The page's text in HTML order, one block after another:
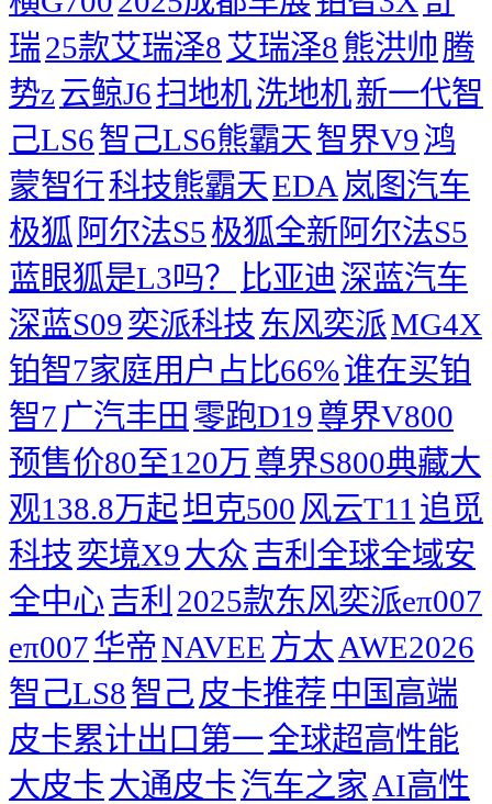
瑞25款艾瑞泽8艾瑞泽8 熊洪帅 腾
势z云鲸J6扫地机洗地机新一代智
己LS6智己LS6熊霸天智界V9鸿
蒙智行科技熊霸天EDA 岚图汽车
极狐 阿尔法S5极狐全新阿尔法S5
蓝眼狐是L3吗？
比亚迪 深蓝汽车
深蓝S09奕派科技 东风奕派MG4X
铂智7家庭用户占比66%谁在买铂
智7 广汽丰田 零跑D19尊界V800
预售价80至120万尊界S800典藏大
观138.8万起坦克500 风云T11 追觅
科技奕境X9大众吉利全球全域安
全中心吉利 2025款东风奕派eπ007
eπ007华帝NAVEE 方太 AWE2026
智己LS8智己 皮卡推荐 中国高端
皮卡累计出口第一全球超高性能
大皮卡大通皮卡汽车之家 AI高性